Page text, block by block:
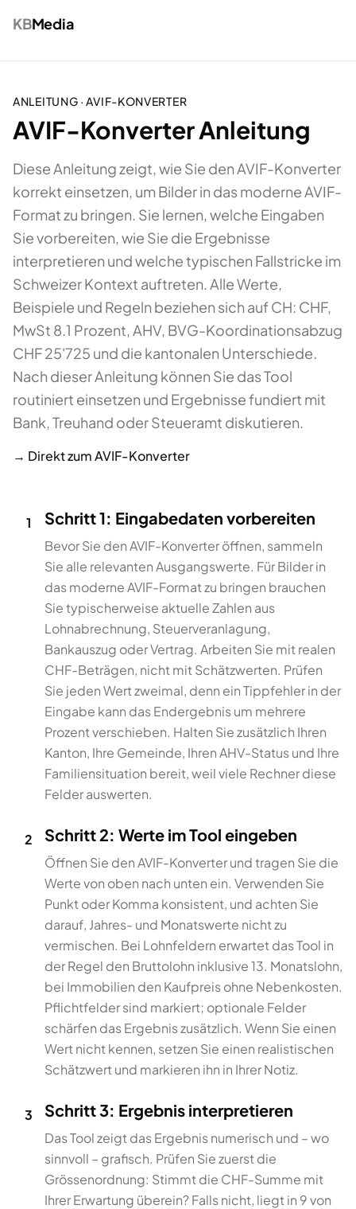
KBMedia
ANLEITUNG ·AVIF-KONVERTER
AVIF-Konverter Anleitung
Diese Anleitung zeigt, wie Sie den AVIF-Konverter
korrekt einsetzen, um Bilder in das moderne AVIF-
Format zu bringen. Sie lernen, welche Eingaben
Sie vorbereiten, wie Sie die Ergebnisse
interpretieren und welche typischen Fallstricke im
Schweizer Kontext auftreten. Alle Werte,
Beispiele und Regeln beziehen sich auf CH: CHF,
MwSt 8.1 Prozent, AHV, BVG-Koordinationsabzug
CHF 25'725 und die kantonalen Unterschiede.
Nach dieser Anleitung können Sie das Tool
routiniert einsetzen und Ergebnisse fundiert mit
Bank, Treuhand oder Steueramt diskutieren.
→ Direkt zumAVIF-Konverter
1 Schritt 1: Eingabedaten vorbereiten
Bevor Sie den AVIF-Konverter öffnen, sammeln
Sie alle relevanten Ausgangswerte. Für Bilder in
das moderne AVIF-Format zu bringen brauchen
Sie typischerweise aktuelle Zahlen aus
Lohnabrechnung, Steuerveranlagung,
Bankauszug oder Vertrag. Arbeiten Sie mit realen
CHF-Beträgen, nicht mit Schätzwerten. Prüfen
Sie jeden Wert zweimal, denn ein Tippfehler in der
Eingabe kann das Endergebnis um mehrere
Prozent verschieben. Halten Sie zusätzlich Ihren
Kanton, Ihre Gemeinde, Ihren AHV-Status und Ihre
Familiensituation bereit, weil viele Rechner diese
Felder auswerten.
2 Schritt 2: Werte im Tool eingeben
Öffnen Sie den AVIF-Konverter und tragen Sie die
Werte von oben nach unten ein. Verwenden Sie
Punkt oder Komma konsistent, und achten Sie
darauf, Jahres- und Monatswerte nicht zu
vermischen. Bei Lohnfeldern erwartet das Tool in
der Regel den Bruttolohn inklusive 13. Monatslohn,
bei Immobilien den Kaufpreis ohne Nebenkosten.
Pflichtfelder sind markiert; optionale Felder
schärfen das Ergebnis zusätzlich. Wenn Sie einen
Wert nicht kennen, setzen Sie einen realistischen
Schätzwert und markieren ihn in Ihrer Notiz.
3 Schritt 3: Ergebnis interpretieren
Das Tool zeigt das Ergebnis numerisch und – wo
sinnvoll – grafisch. Prüfen Sie zuerst die
Grössenordnung: Stimmt die CHF-Summe mit
Ihrer Erwartung überein? Falls nicht, liegt in 9 von